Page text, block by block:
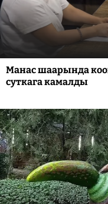
Манас шаарында
суткага камалды